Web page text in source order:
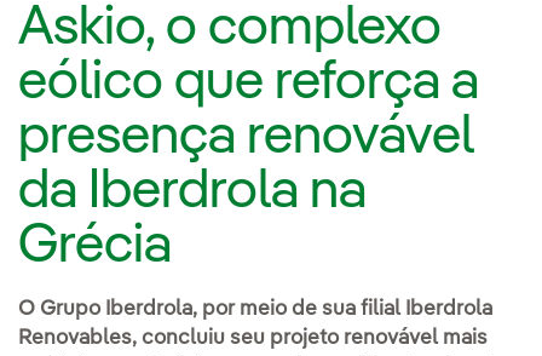
Askio, o complexo
eólico que reforça a
presença renovável
da Iberdrola na
Grécia
O Grupo Iberdrola, por meio de sua filial Iberdrola
Renovables, concluiu seu projeto renovável mais